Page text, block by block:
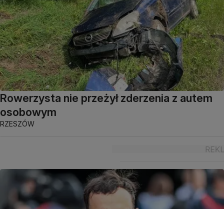
Rowerzysta nie przeżył zderzenia z autem
osobowym
RZESZÓW